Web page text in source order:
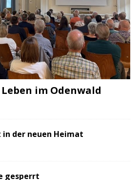
im Odenwald
in der neuen Heimat
gesperrt